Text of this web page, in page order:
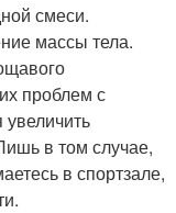
смеси.
массы тела.
проблем с
в том случае,
в спортзале,